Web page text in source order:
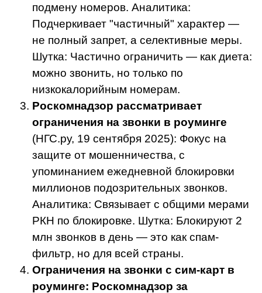
подмену номеров. Аналитика:
Подчеркивает "частичный" характер —
не полный запрет, а селективные меры.
Шутка: Частично ограничить — как диета:
можно звонить, но только по
низкокалорийным номерам.
Роскомнадзор рассматривает
ограничения на звонки в роуминге
(НГС.ру, 19 сентября 2025): Фокус на
защите от мошенничества, с
упоминанием ежедневной блокировки
миллионов подозрительных звонков.
Аналитика: Связывает с общими мерами
РКН по блокировке. Шутка: Блокируют 2
млн звонков в день — это как спам-
фильтр, но для всей страны.
Ограничения на звонки с сим-карт в
роуминге: Роскомнадзор за